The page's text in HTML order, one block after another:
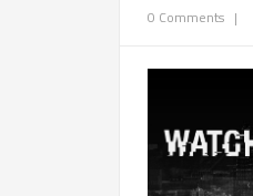
0 Comments |